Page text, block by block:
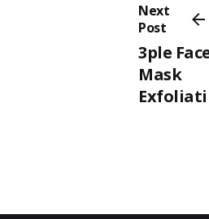
Next
Post
3ple
Mask